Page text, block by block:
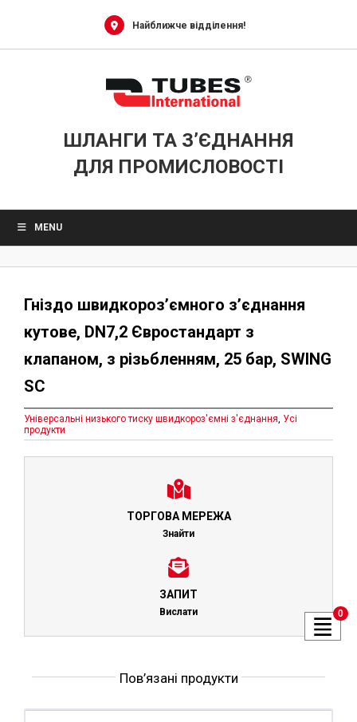
Найближче відділення!
ШЛАНГИ ТА З’ЄДНАННЯ
ДЛЯ ПРОМИСЛОВОСТІ
MENU
Гніздо швидкороз’ємного з’єднання
кутове, DN7,2 Євростандарт з
клапаном, з різьбленням, 25 бар, SWING
SC
Універсальні низького тиску швидкороз'ємні з'єднання, Усі
продукти
ТОРГОВА МЕРЕЖА
Знайти
ЗАПИТ
Вислати
Пов’язані продукти
0